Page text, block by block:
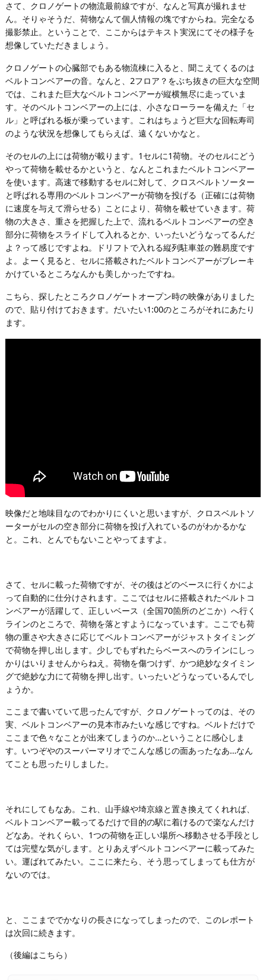
さて、クロノゲートの物流最前線ですが、なんと写真が撮れませ
ん。そりゃそうだ、荷物なんて個人情報の塊ですからね。完全なる
撮影禁止。ということで、ここからはテキスト実況にてその様子を
想像していただきましょう。
クロノゲートの心臓部でもある物流棟に入ると、聞こえてくるのは
ベルトコンベアーの音。なんと、2フロア？をぶち抜きの巨大な空間
では、これまた巨大なベルトコンベアーが縦横無尽に走っていま
す。そのベルトコンベアーの上には、小さなローラーを備えた「セ
ル」と呼ばれる板が乗っています。これはちょうど巨大な回転寿司
のような状況を想像してもらえば、遠くないかなと。
そのセルの上には荷物が載ります。1セルに1荷物。そのセルにどう
やって荷物を載せるかというと、なんとこれまたベルトコンベアー
を使います。高速で移動するセルに対して、クロスベルトソーター
と呼ばれる専用のベルトコンベアーが荷物を投げる（正確には荷物
に速度を与えて滑らせる）ことにより、荷物を載せていきます。荷
物の大きさ、重さを把握した上で、流れるベルトコンベアーの空き
部分に荷物をスライドして入れるとか、いったいどうなってるんだ
よ？って感じですよね。ドリフトで入れる縦列駐車並の難易度です
よ。よーく見ると、セルに搭載されたベルトコンベアーがブレーキ
かけているところなんかも美しかったですね。
こちら、探したところクロノゲートオープン時の映像がありました
ので、貼り付けておきます。だいたい1:00のところがそれにあたり
ます。
映像だと地味目なのでわかりにくいと思いますが、クロスベルトソ
ーターがセルの空き部分に荷物を投げ入れているのがわかるかな
と。これ、とんでもないことやってますよ。
さて、セルに載った荷物ですが、その後はどのベースに行くかによ
って自動的に仕分けされます。ここではセルに搭載されたベルトコ
ンベアーが活躍して、正しいベース（全国70箇所のどこか）へ行く
ラインのところで、荷物を落とすようになっています。ここでも荷
物の重さや大きさに応じてベルトコンベアーがジャストタイミング
で荷物を押し出します。少しでもずれたらベースへのラインにしっ
かりはいりませんからねえ。荷物を傷つけず、かつ絶妙なタイミン
グで絶妙な力にて荷物を押し出す。いったいどうなっているんでし
ょうか。
ここまで書いていて思ったんですが、クロノゲートってのは、その
実、ベルトコンベアーの見本市みたいな感じですね。ベルトだけで
ここまで色々なことが出来てしまうのか…ということに感心しま
す。いつぞやのスーパーマリオでこんな感じの面あったなあ…なん
てことも思ったりしました。
それにしてもなあ。これ、山手線や埼京線と置き換えてくれれば、
ベルトコンベアー載ってるだけで目的の駅に着けるので楽なんだけ
どなあ。それくらい、1つの荷物を正しい場所へ移動させる手段とし
ては完璧な気がします。とりあえずベルトコンベアーに載ってみた
い。運ばれてみたい。ここに来たら、そう思ってしまっても仕方が
ないのでは。
と、ここまででかなりの長さになってしまったので、このレポート
は次回に続きます。
（後編はこちら）